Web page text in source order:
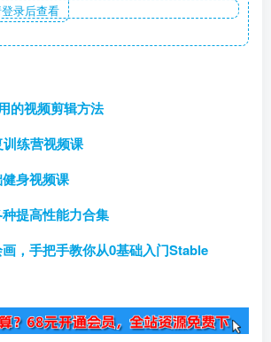
录后查看
的视频剪辑方法
练营视频课
身视频课
提高性能力合集
，手把手教你从0基础入门Stable